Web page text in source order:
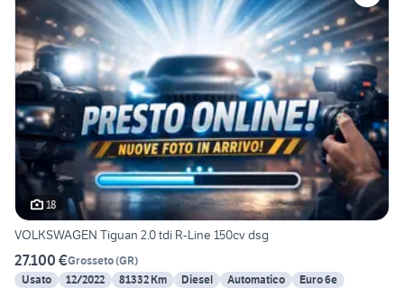
18
VOLKSWAGEN Tiguan 2.0 tdi R-Line 150cv dsg
27.100 €Grosseto(GR)
Usato
12/2022 81332 Km Diesel Automatico
Euro 6e